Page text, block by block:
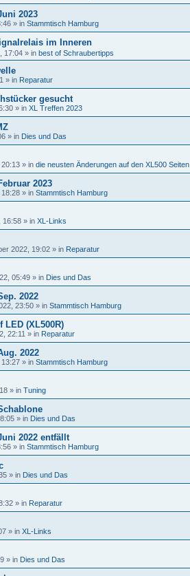
2023
» in Stammtisch Hamburg
im Inneren
17:04 » in best of Schraubertipps
» in Reparatur
gesucht
» in XL Treffen 2023
» in Dies und Das
» in die neusten Änderungen auf den XL500 Seiten
2023
» in Stammtisch Hamburg
16:58 » in XL-Links
2022, 19:02 » in Reparatur
05:49 » in Dies und Das
2022
23:50 » in Stammtisch Hamburg
(XL500R)
22:11 » in Reparatur
2022
13:27 » in Stammtisch Hamburg
» in Tuning
» in Dies und Das
2022 entfällt
» in Stammtisch Hamburg
» in Dies und Das
» in Reparatur
» in XL-Links
» in Dies und Das